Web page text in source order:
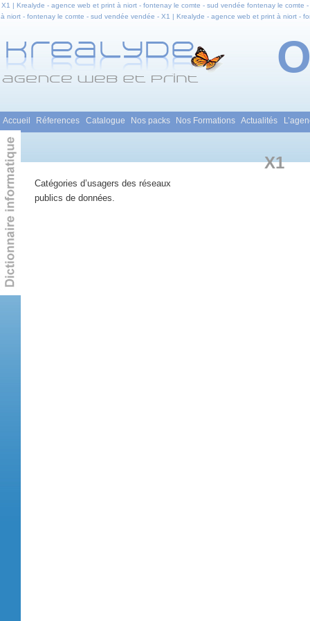
X1 | Krealyde - agence web et print à niort - fontenay le comte - sud vendée fontenay le
à niort - fontenay le comte - sud vendée vendée - X1 | Krealyde - agence web et print à niort -
Menu principal
Aller au contenu principal
Aller au contenu secondaire
Accueil Réferences Catalogue Nos packs Nos Formations Actualités
X1
Catégories d’usagers des réseaux
publics de données.